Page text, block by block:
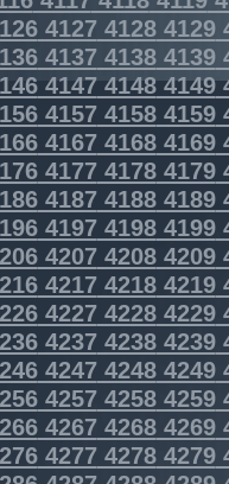
4127 41284129
4137 41384139
414741484149
415741584159
416741684169
417741784179
418741884189
419741984199
420742084209
421742184219
422742284229
423742384239
424742484249
425742584259
426742684269
427742784279